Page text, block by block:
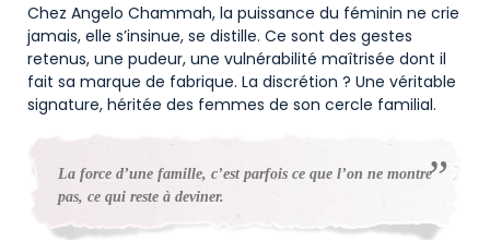
Chez Angelo Chammah, la puissance du féminin ne crie
jamais, elle s’insinue, se distille. Ce sont des gestes
retenus, une pudeur, une vulnérabilité maîtrisée dont il
fait sa marque de fabrique. La discrétion ? Une véritable
signature, héritée des femmes de son cercle familial.
La force d’une famille, c’est parfois ce que l’on ne montre
pas, ce qui reste à deviner.